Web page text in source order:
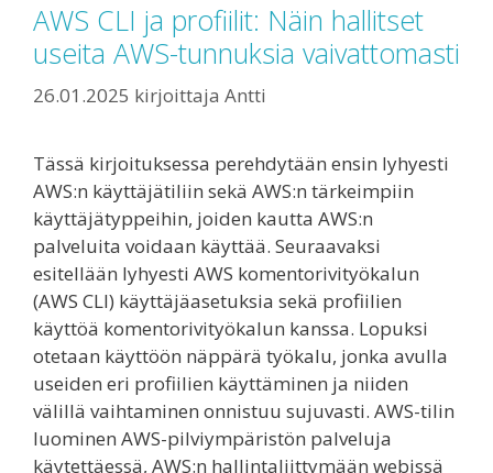
AWS CLI ja profiilit: Näin hallitset
useita AWS-tunnuksia vaivattomasti
26.01.2025 kirjoittaja Antti
Tässä kirjoituksessa perehdytään ensin lyhyesti
AWS:n käyttäjätiliin sekä AWS:n tärkeimpiin
käyttäjätyppeihin, joiden kautta AWS:n
palveluita voidaan käyttää. Seuraavaksi
esitellään lyhyesti AWS komentorivityökalun
(AWS CLI) käyttäjäasetuksia sekä profiilien
käyttöä komentorivityökalun kanssa. Lopuksi
otetaan käyttöön näppärä työkalu, jonka avulla
useiden eri profiilien käyttäminen ja niiden
välillä vaihtaminen onnistuu sujuvasti. AWS-tilin
luominen AWS-pilviympäristön palveluja
käytettäessä, AWS:n hallintaliittymään webissä